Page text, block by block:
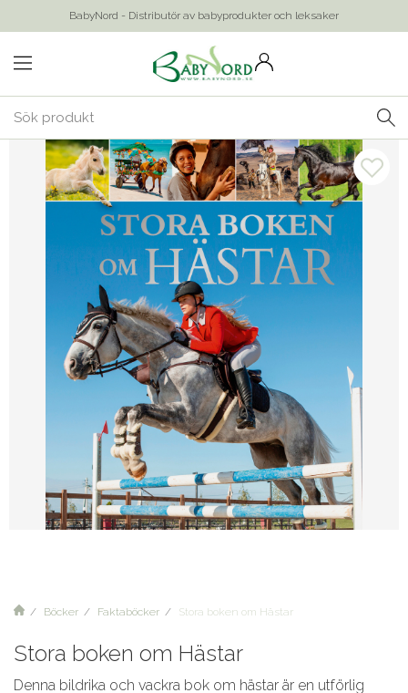
BabyNord - Distributör av babyprodukter och leksaker
Böcker Faktaböcker Stora boken om Hästar
Stora boken om Hästar
Denna bildrika och vackra bok om hästar är en utförlig